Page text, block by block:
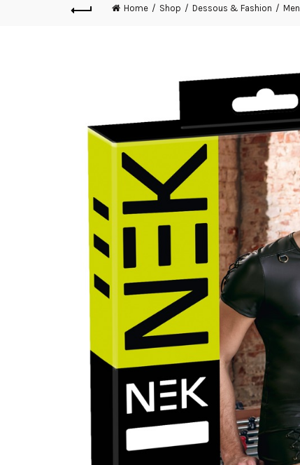
Home Shop Dessous & Fashion Men